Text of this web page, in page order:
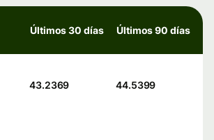
Últimos 30 días Últimos 90 días
43.2369 44.5399